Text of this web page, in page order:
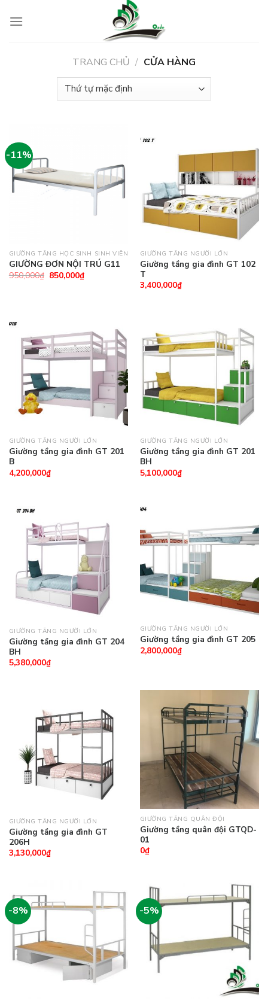
TRANG CHỦ / CỬA HÀNG
-11%
GIƯỜNG TẦNG HỌC SINH SINH VIÊN
GIƯỜNG ĐƠN NỘI TRÚ G11
950,000₫ 850,000₫
GIƯỜNG TẦNG NGƯỜI LỚN
Giường tầng gia đình GT 102
T
3,400,000₫
GIƯỜNG TẦNG NGƯỜI LỚN
Giường tầng gia đình GT 201
B
4,200,000₫
GIƯỜNG TẦNG NGƯỜI LỚN
Giường tầng gia đình GT 201
BH
5,100,000₫
GIƯỜNG TẦNG NGƯỜI LỚN
Giường tầng gia đình GT 204
BH
5,380,000₫
GIƯỜNG TẦNG NGƯỜI LỚN
Giường tầng gia đình GT 205
2,800,000₫
GIƯỜNG TẦNG NGƯỜI LỚN
Giường tầng gia đình GT
206H
3,130,000₫
GIƯỜNG TẦNG QUÂN ĐỘI
Giường tầng quân đội GTQD-
01
0₫
-8% -5%